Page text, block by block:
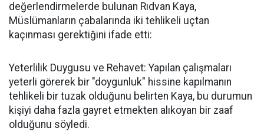
değerlendirmelerde bulunan Rıdvan Kaya,
Müslümanların çabalarında iki tehlikeli uçtan
kaçınması gerektiğini ifade etti:
Yeterlilik Duygusu ve Rehavet: Yapılan çalışmaları
yeterli görerek bir "doygunluk" hissine kapılmanın
tehlikeli bir tuzak olduğunu belirten Kaya, bu durumun
kişiyi daha fazla gayret etmekten alıkoyan bir zaaf
olduğunu söyledi.